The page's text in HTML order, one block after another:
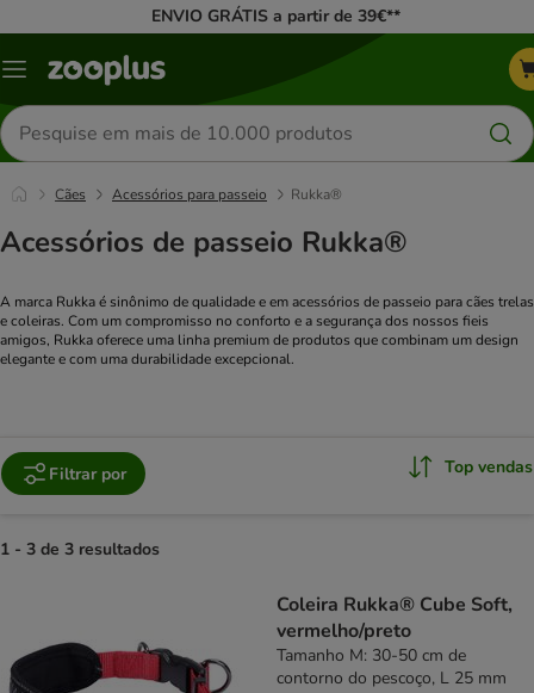
ENVIO GRÁTIS a partir de 39€**
Menu
Pesquisar
produtos
Cães Acessórios para passeio Rukka®
Acessórios de passeio Rukka®
A marca Rukka é sinônimo de qualidade e em acessórios de passeio para cães trelas
e coleiras. Com um compromisso no conforto e a segurança dos nossos fieis
amigos, Rukka oferece uma linha premium de produtos que combinam um design
elegante e com uma durabilidade excepcional.
Filtrar por Top vendas
1 - 3 de 3 resultados
Coleira Rukka® Cube Soft,
vermelho/preto
Tamanho M: 30-50 cm de
contorno do pescoço, L 25 mm